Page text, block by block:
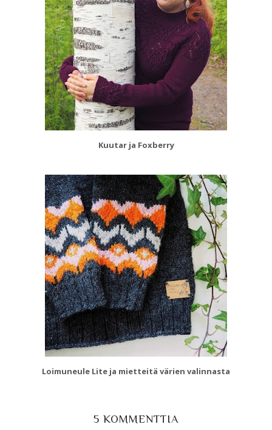
Kuutar ja Foxberry
Loimuneule Lite ja mietteitä värien valinnasta
5 KOMMENTTIA